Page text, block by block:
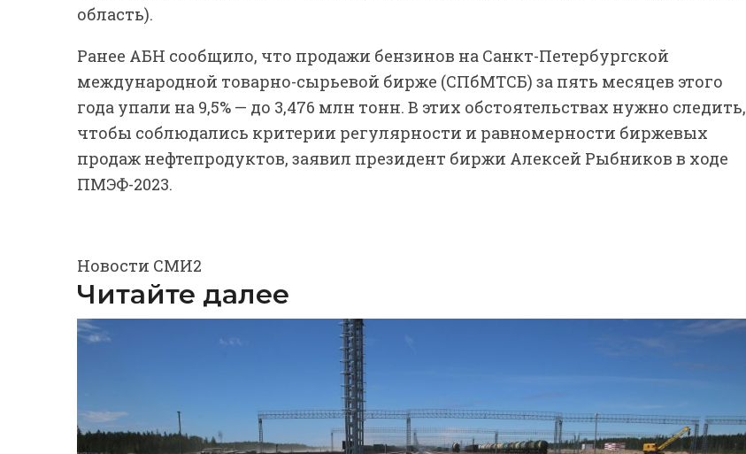
область).
Ранее АБН сообщило, что продажи бензинов на Санкт-Петербургской
международной товарно-сырьевой бирже (СПбМТСБ) за пять месяцев этого
года упали на 9,5% — до 3,476 млн тонн. В этих обстоятельствах нужно следить,
чтобы соблюдались критерии регулярности и равномерности биржевых
продаж нефтепродуктов, заявил президент биржи Алексей Рыбников в ходе
ПМЭФ-2023.
Новости СМИ2
Читайте далее